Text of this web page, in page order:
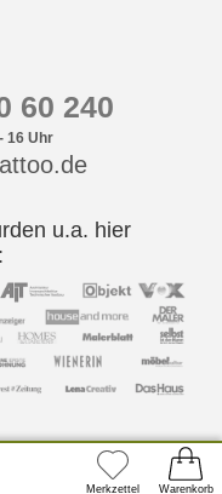
60 240
16 Uhr
u.a. hier
Warenkorb
Merkzettel